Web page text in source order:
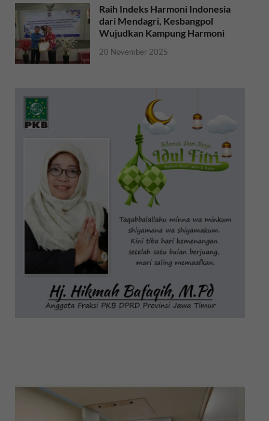
Raih Indeks Harmoni Indonesia
dari Mendagri, Kesbangpol
Wujudkan Kampung Harmoni
20 November 2025